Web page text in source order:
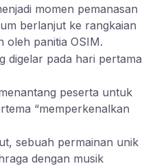
momen pemanasan
berlanjut ke rangkaian
oleh panitia OSIM.
digelar pada hari pertama
peserta untuk
“memperkenalkan
sebuah permainan unik
dengan musik